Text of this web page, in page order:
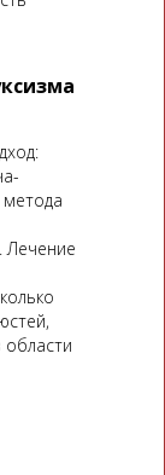
Лечение